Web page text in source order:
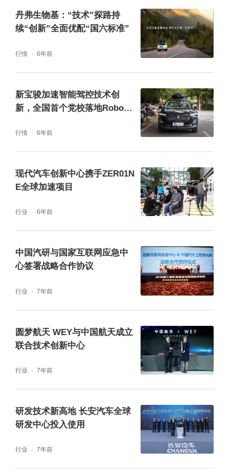
丹弗生物基：“技术”探路持
续“创新”全面优配“国六标准”
行情 6年前
新宝骏加速智能驾控技术创
新，全国首个党校落地Robota
行情 6年前
现代汽车创新中心携手ZER01N
E全球加速项目
行业 6年前
中国汽研与国家互联网应急中
心签署战略合作协议
行业 7年前
圆梦航天 WEY与中国航天成立
联合技术创新中心
行业 7年前
研发技术新高地 长安汽车全球
研发中心投入使用
行业 7年前